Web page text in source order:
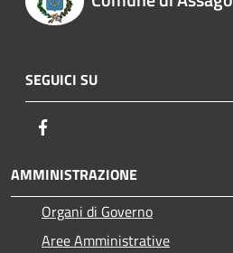
SEGUICI SU
AMMINISTRAZIONE
Organi di Governo
Aree Amministrative